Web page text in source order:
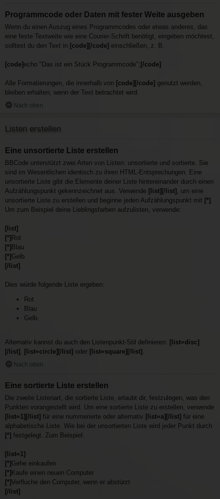
Programmcode oder Daten mit fester Weite ausgeben
Wenn du einen Auszug eines Programmcodes oder etwas anderes, das
eine feste Textweite wie eine Courier-Schrift benötigt, eingeben möchtest,
solltest du den Text in [code][/code] einschließen, z. B.
[code] echo "Das ist ein Stück Programmcode"; [/code]
Alle Formatierungen, die innerhalb von [code][/code] genutzt werden,
bleiben erhalten, wenn der Text betrachtet wird.
Nach oben
Listen erstellen
Eine unsortierte Liste erstellen
BBCode unterstützt zwei Arten von Listen: unsortierte und sortierte. Sie
sind im Wesentlichen identisch zu ihren HTML-Entsprechungen. Eine
unsortierte Liste gibt die Elemente deiner Liste hintereinander durch einen
Aufzählungspunkt gekennzeichnet aus. Verwende [list][/list] , um eine
unsortierte Liste zu erstellen und beginne jeden Aufzählungspunkt mit [*] .
Um zum Beispiel deine Lieblingsfarben aufzulisten, verwende:
[list]
[*] Rot
[*] Blau
[*] Gelb
[/list]
Dies würde folgende Liste ergeben:
Rot
Blau
Gelb
Alternativ kannst du auch den Listenpunkt-Stil definieren: [list=disc]
[/list] , [list=circle][/list] oder [list=square][/list] .
Nach oben
Eine sortierte Liste erstellen
Die zweite Listenart, die sortierte Liste, erlaubt dir, festzulegen, was den
Punkten vorangestellt wird. Um eine sortierte Liste zu erstellen, verwende
[list=1][/list] für eine nummerierte oder alternativ [list=a][/list] für eine
alphabetische Liste. Wie bei der unsortierten Liste wird jeder Punkt durch
[*] festgelegt. Zum Beispiel:
[list=1]
[*] Gehe einkaufen
[*] Kaufe einen neuen Computer
[*]Verfluche den Computer, wenn er abstürzt
[/list]